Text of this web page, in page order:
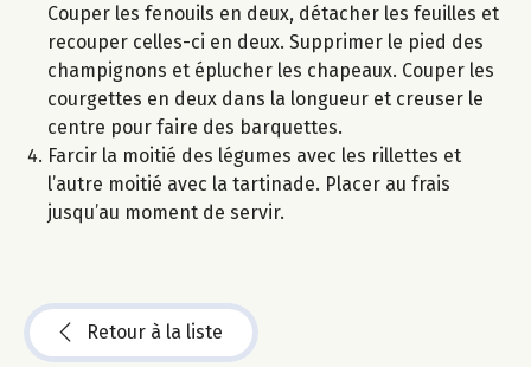
Couper les fenouils en deux, détacher les feuilles et
recouper celles-ci en deux. Supprimer le pied des
champignons et éplucher les chapeaux. Couper les
courgettes en deux dans la longueur et creuser le
centre pour faire des barquettes.
Farcir la moitié des légumes avec les rillettes et
l’autre moitié avec la tartinade. Placer au frais
jusqu’au moment de servir.
Retour à la liste